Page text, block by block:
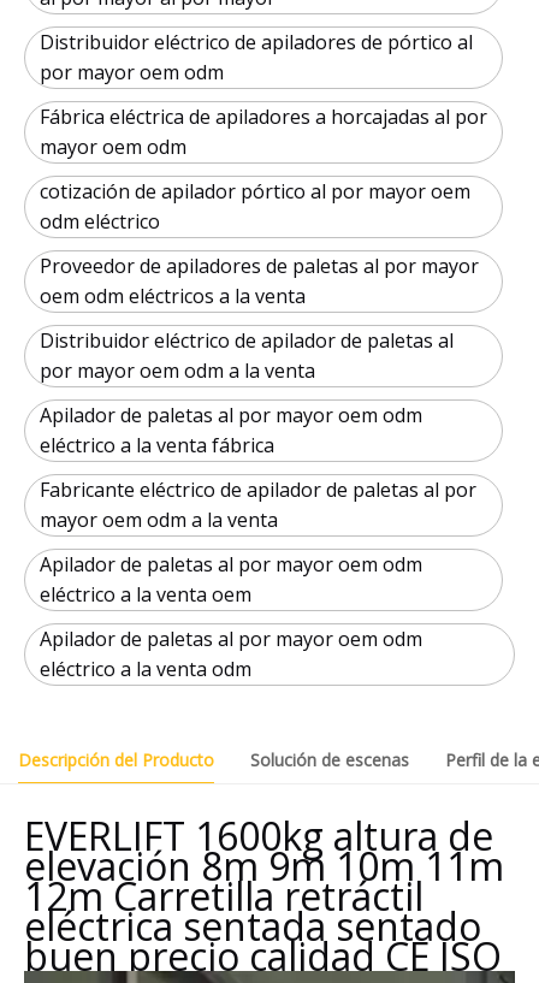
Distribuidor eléctrico de apiladores de pórtico al
por mayor oem odm
Fábrica eléctrica de apiladores a horcajadas al por
mayor oem odm
cotización de apilador pórtico al por mayor oem
odm eléctrico
Proveedor de apiladores de paletas al por mayor
oem odm eléctricos a la venta
Distribuidor eléctrico de apilador de paletas al
por mayor oem odm a la venta
Apilador de paletas al por mayor oem odm
eléctrico a la venta fábrica
Fabricante eléctrico de apilador de paletas al por
mayor oem odm a la venta
Apilador de paletas al por mayor oem odm
eléctrico a la venta oem
Apilador de paletas al por mayor oem odm
eléctrico a la venta odm
Descripción del Producto Solución de escenas Perfil de la
EVERLIFT 1600kg altura de
elevación 8m 9m 10m 11m
12m Carretilla retráctil
eléctrica sentada sentado
buen precio calidad CE ISO